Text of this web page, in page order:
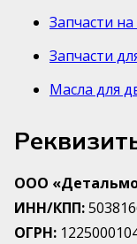
Запчасти
Запчасти
Масла для
ООО
ИНН/КПП:
ОГРН: